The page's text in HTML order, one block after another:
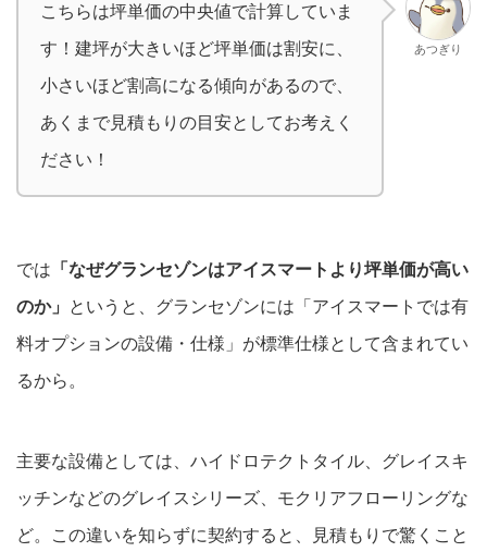
こちらは坪単価の中央値で計算していま
す！建坪が大きいほど坪単価は割安に、
小さいほど割高になる傾向があるので、
あくまで見積もりの目安としてお考えく
ださい！
あつぎり
では 「なぜグランセゾンはアイスマートより坪単価が高い
のか」
というと、グランセゾンには「アイスマートでは有
料オプションの設備・仕様」が標準仕様として含まれてい
るから。
主要な設備としては、ハイドロテクトタイル、グレイスキ
ッチンなどのグレイスシリーズ、モクリアフローリングな
ど。この違いを知らずに契約すると、見積もりで驚くこと